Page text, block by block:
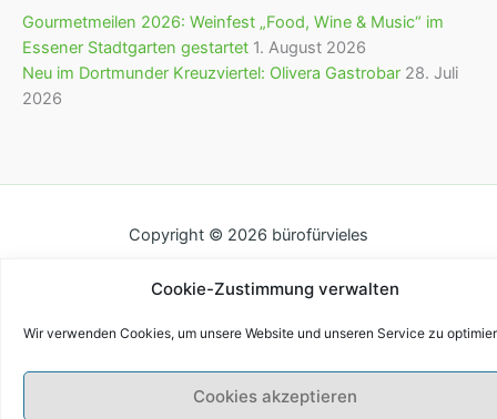
Cookie-Zustimmung verwalten
Wir verwenden Cookies, um unsere Website und unseren Service zu
Cookies akzeptieren
Gourmetmeilen 2026: Weinfest „Food, Wine & Music“ im
Essener Stadtgarten gestartet 1. August 2026
Neu im Dortmunder Kreuzviertel: Olivera Gastrobar 28. Juli
2026
Copyright © 2026 bürofürvieles